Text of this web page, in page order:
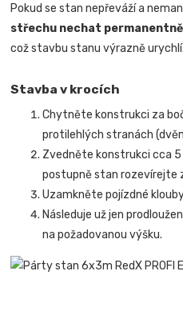
Pokud se stan nepřeváží a
střechu nechat
což stavbu stanu výrazně urychlí.
Stavba v krocích
Chytněte konstrukci za
protilehlých stranách
Zvedněte konstrukci cca
postupně stan rozevírejte
Uzamkněte pojízdné
Následuje už jen
na požadovanou výšku.